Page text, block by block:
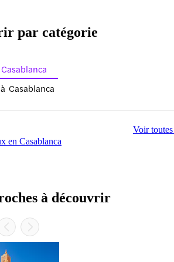
par catégorie
Casablanca
en Casablanca
Voir
à découvrir